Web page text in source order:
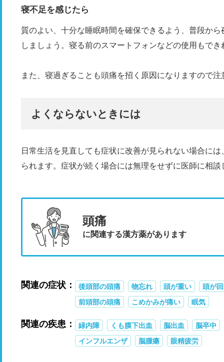
寝不足を感じたら
質のよい、十分な睡眠時間を確保できるよう、普段か
しましょう。寝る前のスマートフォンなどの使用もで
また、寝過ぎることも頭痛を招く原因になりますので注
よくならないときには
日常生活を見直しても症状に改善が見られない場合に
られます。症状が続く場合には無理をせずに医師に相談
頭痛
に関連する漢方薬があります
関連の症状： 後頭部の頭痛 物忘れ 頭が重い
頭が
前頭部の頭痛
こめかみが痛い 眠気
関連の疾患： 緑内障 くも膜下出血 脳出血
脳卒中
インフルエンザ
脳腫瘍 眼精疲労